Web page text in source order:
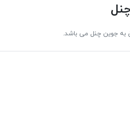
به جوین چنل می باشد.